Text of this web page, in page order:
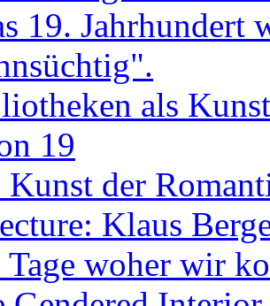
19. Jahrhundert
als
19
Kunst der
Klaus
Tage woher wir